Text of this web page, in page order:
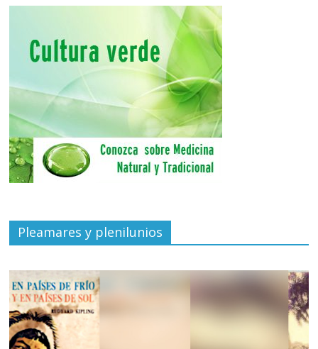
Pleamares y plenilunios